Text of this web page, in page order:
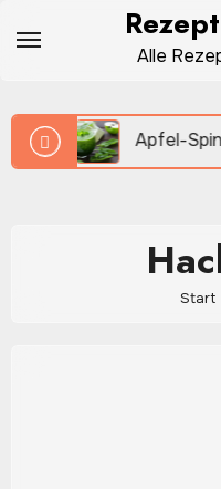
Inhalt
Alle
Apfel-Spinat-
Start